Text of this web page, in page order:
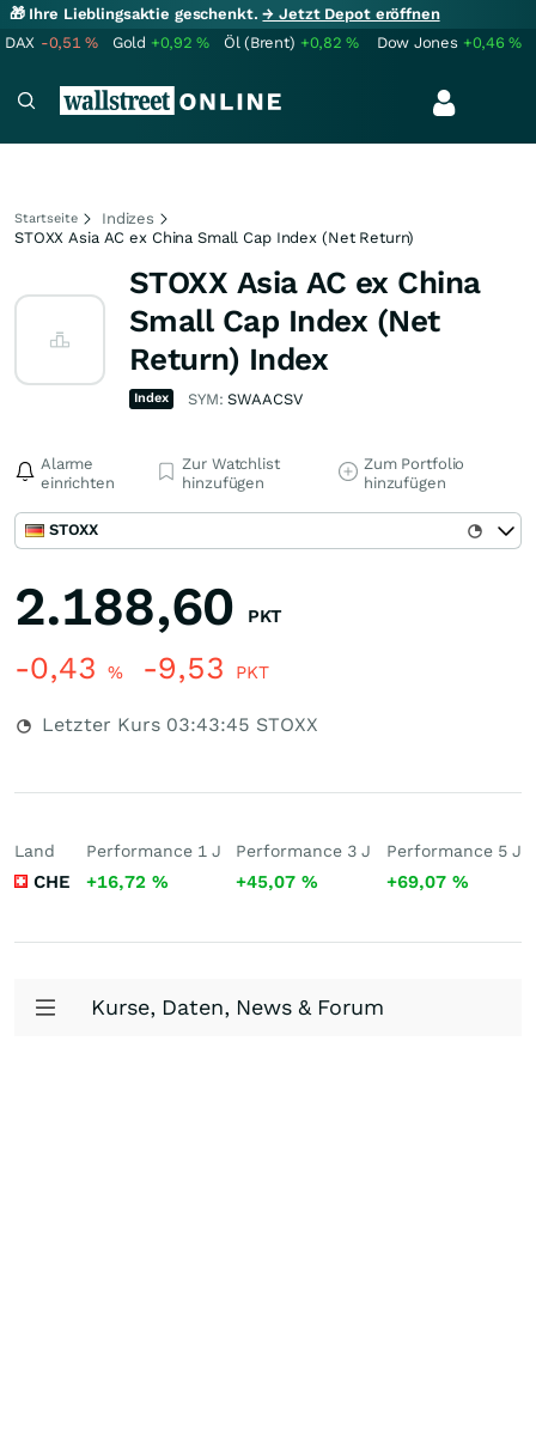
🎁 Ihre Lieblingsaktie geschenkt.→ Jetzt Depot eröffnen
DAX -0,51% Gold +0,92% Öl (Brent) +0,82% Dow Jones +0,46%
Startseite
Indizes
STOXX Asia AC ex China Small Cap Index (Net Return)
STOXX Asia AC ex China
Small Cap Index (Net
Return) Index
Index SYM:SWAACSV
Alarme
einrichten
Zur Watchlist
hinzufügen
Zum Portfolio
hinzufügen
STOXX
2.188,60 PKT
-0,43 % -9,53 PKT
Letzter Kurs 03:43:45 STOXX
Land
CHE
Performance 1 J
+16,72 %
Performance 3 J
+45,07%
Performance 5 J
+69,07 %
Kurse, Daten, News & Forum